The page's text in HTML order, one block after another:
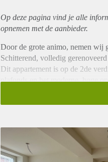
Op deze pagina vind je alle
opnemen met de aanbieder.
Door de grote animo, nemen wij
Schitterend, volledig
Dit appartement is op de 2de
plafonds en het moderne, hoge
Ruime en lichte woonkamer
- verrassende, speelse indeling
- hoog opleverniveau